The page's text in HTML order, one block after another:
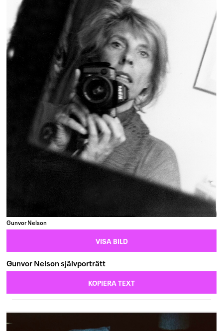
Gunvor Nelson
VISA BILD
Gunvor Nelson självporträtt
KOPIERA TEXT